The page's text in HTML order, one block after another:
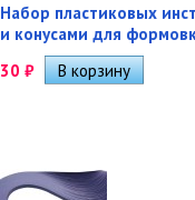
Набор пластиковых
и конусами для
30 ₽